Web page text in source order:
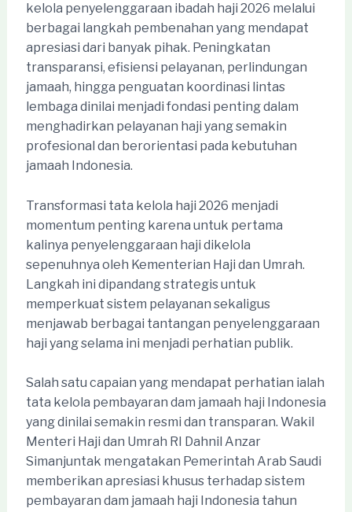
kelola penyelenggaraan ibadah haji 2026 melalui
berbagai langkah pembenahan yang mendapat
apresiasi dari banyak pihak. Peningkatan
transparansi, efisiensi pelayanan, perlindungan
jamaah, hingga penguatan koordinasi lintas
lembaga dinilai menjadi fondasi penting dalam
menghadirkan pelayanan haji yang semakin
profesional dan berorientasi pada kebutuhan
jamaah Indonesia.
Transformasi tata kelola haji 2026 menjadi
momentum penting karena untuk pertama
kalinya penyelenggaraan haji dikelola
sepenuhnya oleh Kementerian Haji dan Umrah.
Langkah ini dipandang strategis untuk
memperkuat sistem pelayanan sekaligus
menjawab berbagai tantangan penyelenggaraan
haji yang selama ini menjadi perhatian publik.
Salah satu capaian yang mendapat perhatian ialah
tata kelola pembayaran dam jamaah haji Indonesia
yang dinilai semakin resmi dan transparan. Wakil
Menteri Haji dan Umrah RI Dahnil Anzar
Simanjuntak mengatakan Pemerintah Arab Saudi
memberikan apresiasi khusus terhadap sistem
pembayaran dam jamaah haji Indonesia tahun